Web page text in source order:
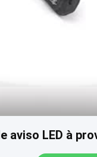
aviso LED à